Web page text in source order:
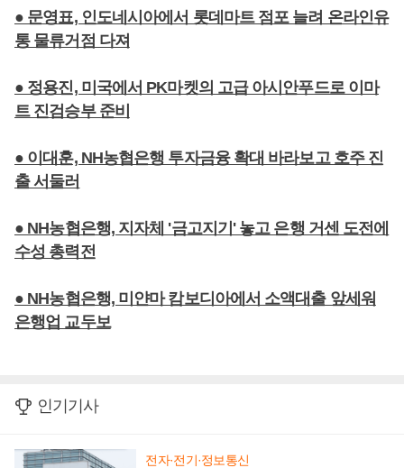
● 문영표, 인도네시아에서 롯데마트 점포 늘려 온라인유
통 물류거점 다져
● 정용진, 미국에서 PK마켓의 고급 아시안푸드로 이마
트 진검승부 준비
● 이대훈, NH농협은행 투자금융 확대 바라보고 호주 진
출 서둘러
● NH농협은행, 지자체 '금고지기' 놓고 은행 거센 도전에
수성 총력전
● NH농협은행, 미얀마 캄보디아에서 소액대출 앞세워
은행업 교두보
인기기사
전자·전기·정보통신